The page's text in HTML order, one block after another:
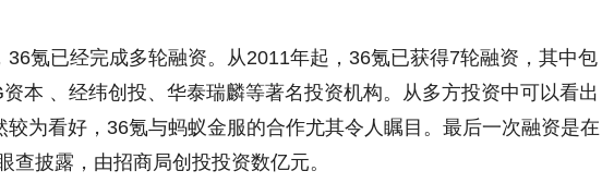
36氪已经完成多轮融资。从2011年起，36氪已获得7轮融资，其中包
本 、经纬创投、华泰瑞麟等著名投资机构。从多方投资中可以看出
较为看好，36氪与蚂蚁金服的合作尤其令人瞩目。最后一次融资是在
查披露，由招商局创投投资数亿元。